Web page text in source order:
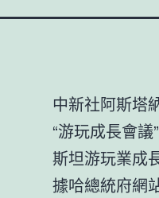
中新社阿斯塔
“游玩成長會
斯坦游玩業成
據哈總統府網